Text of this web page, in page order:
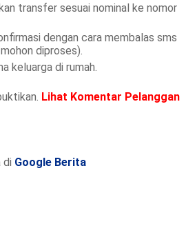
transfer sesuai nominal ke nomor
dengan cara membalas sms
diproses).
keluarga di rumah.
Lihat Komentar Pelanggan
di Google Berita